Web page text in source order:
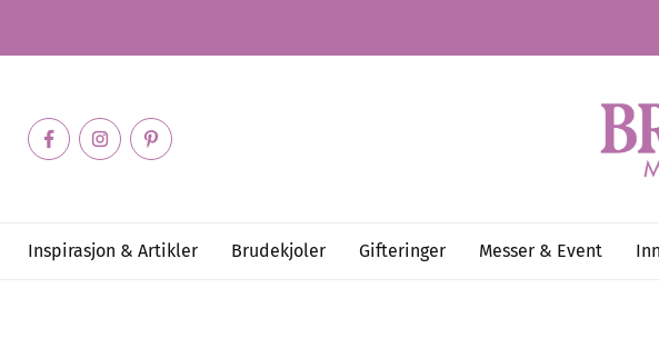
Inspirasjon & Artikler Brudekjoler Gifteringer Messer & Event